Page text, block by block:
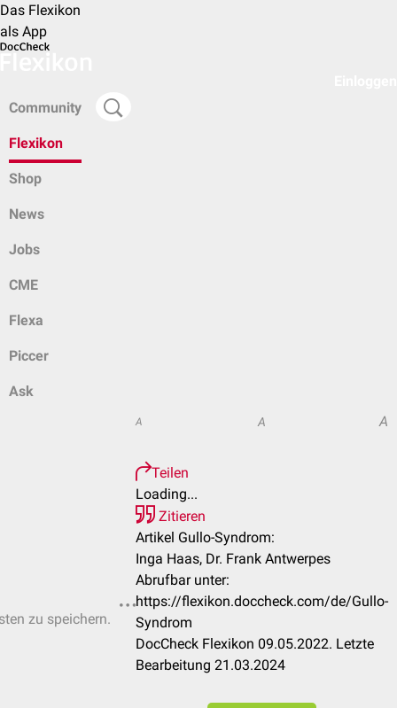
Das Flexikon
als App
Community
Flexikon
Shop
News
Jobs
CME
Flexa
Piccer
Ask
zu speichern.
A A A
Teilen
Loading...
Zitieren
Artikel Gullo-Syndrom:
Inga Haas, Dr. Frank Antwerpes
Abrufbar unter:
https://flexikon.doccheck.com/de/Gullo-
Syndrom
DocCheck Flexikon 09.05.2022. Letzte
Bearbeitung 21.03.2024